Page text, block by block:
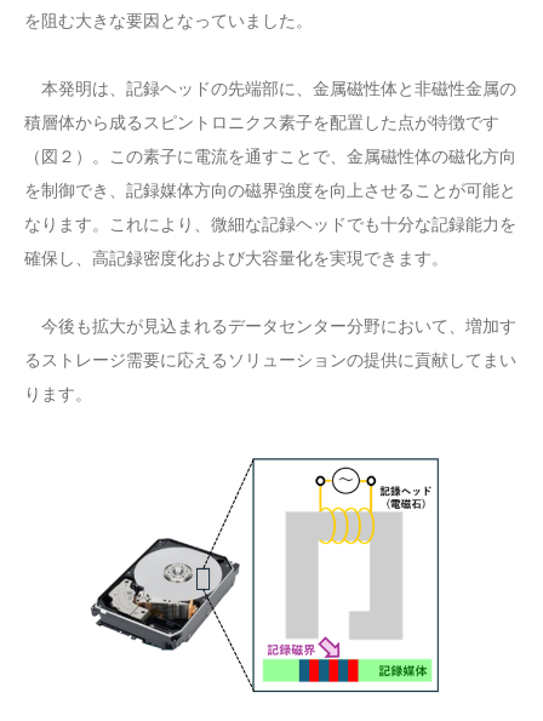
を阻む大きな要因となっていました。
本発明は、記録ヘッドの先端部に、金属磁性体と非磁性金属の
積層体から成るスピントロニクス素子を配置した点が特徴です
（図２）。この素子に電流を通すことで、金属磁性体の磁化方向
を制御でき、記録媒体方向の磁界強度を向上させることが可能と
なります。これにより、微細な記録ヘッドでも十分な記録能力を
確保し、高記録密度化および大容量化を実現できます。
今後も拡大が見込まれるデータセンター分野において、増加す
るストレージ需要に応えるソリューションの提供に貢献してまい
ります。